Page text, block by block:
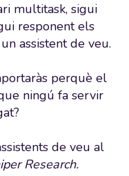
multitask, sigui
responent els
assistent de veu.
perquè el
ningú fa servir
de veu al
Research.